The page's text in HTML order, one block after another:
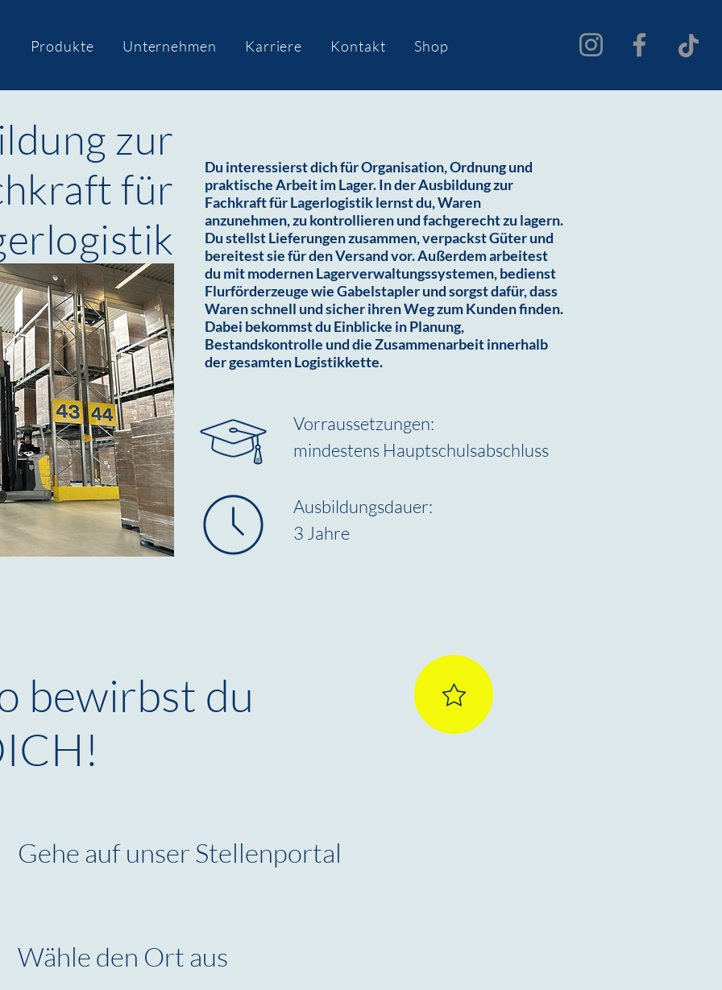
Produkte Unternehmen Karriere Kontakt Shop
zur
für
Du interessierst dich für Organisation, Ordnung und
praktische Arbeit im Lager. In der Ausbildung zur
Fachkraft für Lagerlogistik lernst du, Waren
anzunehmen, zu kontrollieren und fachgerecht zu lagern.
Du stellst Lieferungen zusammen, verpackst Güter und
bereitest sie für den Versand vor. Außerdem arbeitest
du mit modernen Lagerverwaltungssystemen, bedienst
Flurförderzeuge wie Gabelstapler und sorgst dafür, dass
Waren schnell und sicher ihren Weg zum Kunden finden.
Dabei bekommst du Einblicke in Planung,
Bestandskontrolle und die Zusammenarbeit innerhalb
der gesamten Logistikkette.
Vorraussetzungen:
mindestens Hauptschulsabschluss
Ausbildungsdauer:
3 Jahre
bewirbst du
Gehe auf unser Stellenportal
Wähle den Ort aus